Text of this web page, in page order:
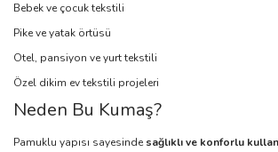
Bebek ve çocuk tekstili
Pike ve yatak örtüsü
Otel, pansiyon ve yurt tekstili
Özel dikim ev tekstili projeleri
Neden Bu Kumaş?
Pamuklu yapısı sayesinde sağlıklı ve konforlu